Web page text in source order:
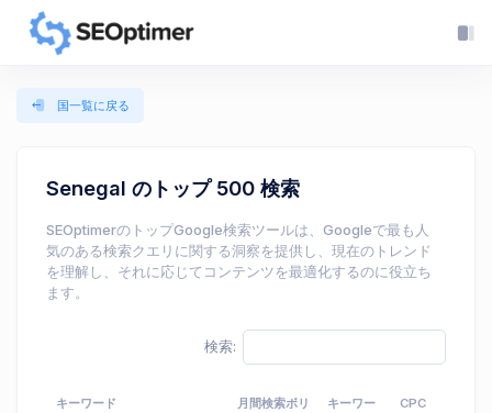
国一覧に戻る
Senegal のトップ 500 検索
SEOptimerのトップGoogle検索ツールは、Googleで最も人
気のある検索クエリに関する洞察を提供し、現在のトレンド
を理解し、それに応じてコンテンツを最適化するのに役立ち
ます。
検索:
キーワード
月間検索ボリ
キーワー
CPC